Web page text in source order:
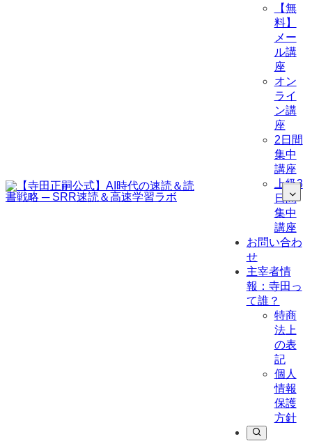
【無
料】
メー
ル講
座
オン
ライ
ン講
座
2日間
集中
講座
上級3
日間
集中
講座
お問い合わ
せ
主宰者情
報：寺田っ
て誰？
特商
法上
の表
記
個人
情報
保護
方針